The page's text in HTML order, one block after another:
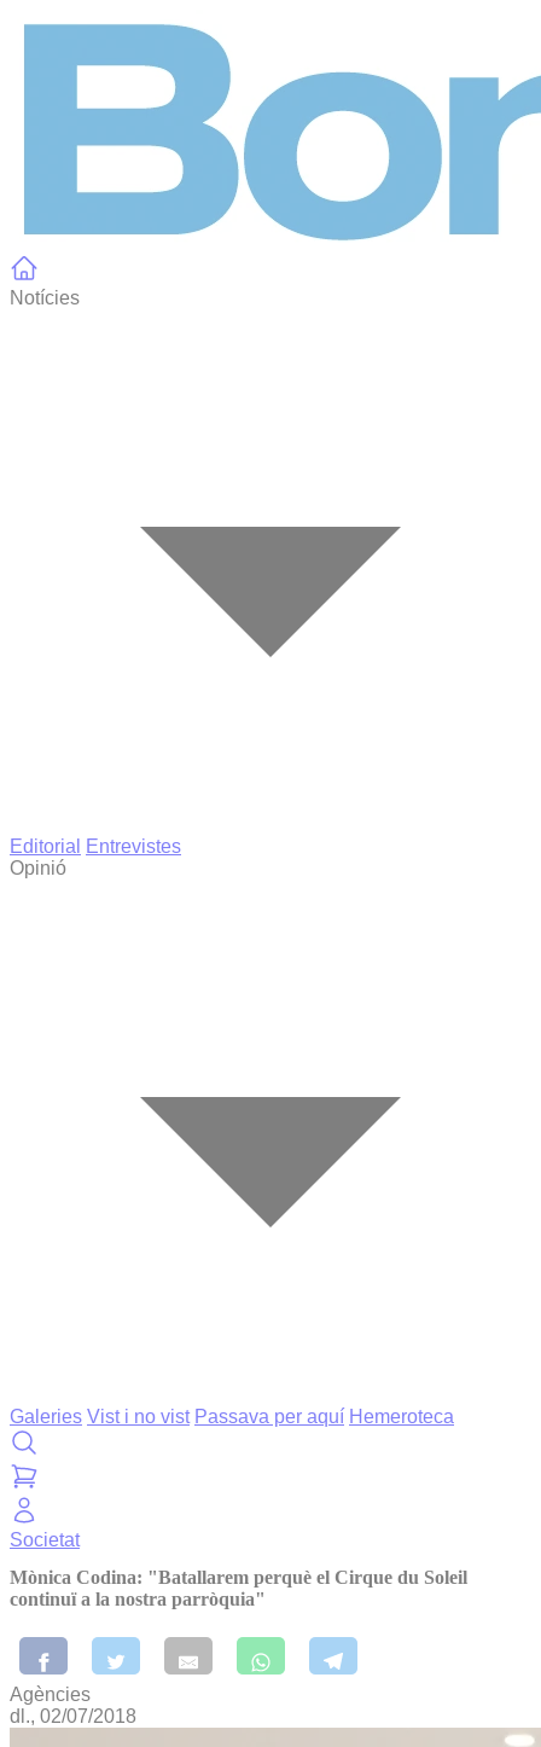
Notícies
Editorial
Entrevistes
Opinió
Galeries Vist i no vist Passava per aquí Hemeroteca
Societat
Mònica Codina: "Batallarem perquè el Cirque du Soleil
continuï a la nostra parròquia"
Agències
dl., 02/07/2018